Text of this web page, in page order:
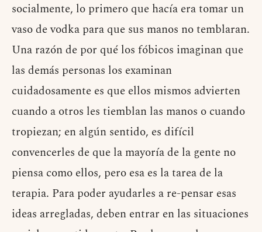
socialmente, lo primero que hacía era tomar un
vaso de vodka para que sus manos no temblaran.
Una razón de por qué los fóbicos imaginan que
las demás personas los examinan
cuidadosamente es que ellos mismos advierten
cuando a otros les tiemblan las manos o cuando
tropiezan; en algún sentido, es difícil
convencerles de que la mayoría de la gente no
piensa como ellos, pero esa es la tarea de la
terapia. Para poder ayudarles a re-pensar esas
ideas arregladas, deben entrar en las situaciones